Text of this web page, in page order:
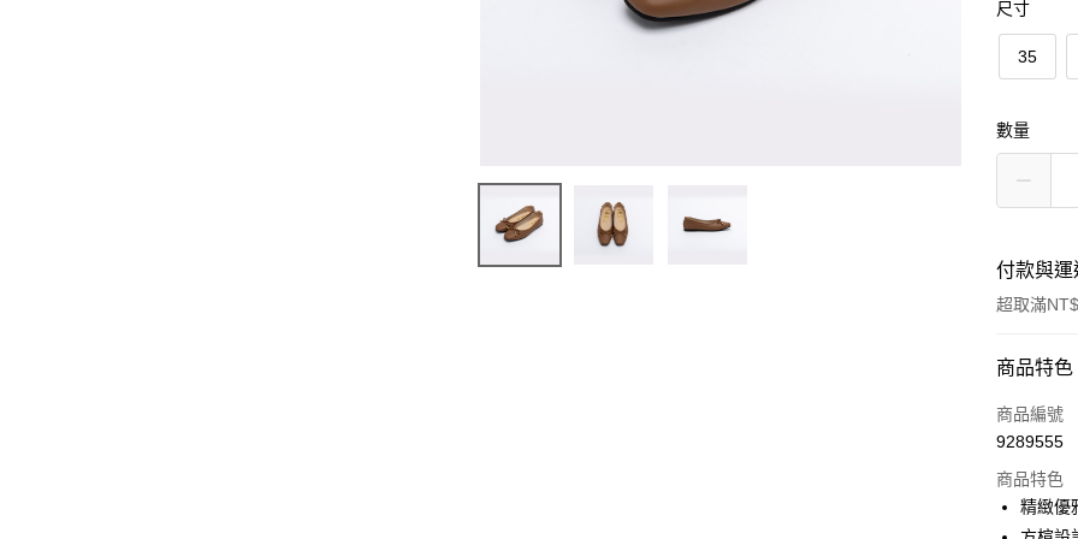
尺寸
35
數量
付款與
超取滿
付款方式
信用卡一
3 期 0
合作金
6 期 0
商品特色
商品編號
9289555
商品特色
精緻優